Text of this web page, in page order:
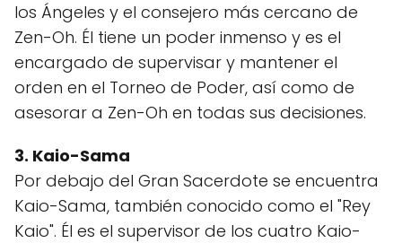
los Ángeles y el consejero más cercano de
Zen-Oh. Él tiene un poder inmenso y es el
encargado de supervisar y mantener el
orden en el Torneo de Poder, así como de
asesorar a Zen-Oh en todas sus decisiones.
3. Kaio-Sama
Por debajo del Gran Sacerdote se encuentra
Kaio-Sama, también conocido como el "Rey
Kaio". Él es el supervisor de los cuatro Kaio-